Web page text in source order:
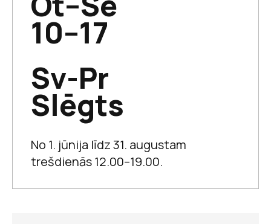
10–17
Sv-Pr
Slēgts
No 1. jūnija līdz 31. augustam
trešdienās 12.00–19.00.